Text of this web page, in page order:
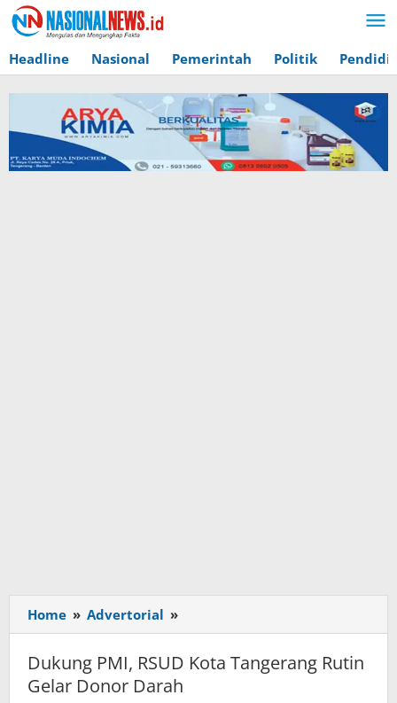
Lewati
ke
konten
Headline Nasional Pemerintah Politik
Home » Advertorial »
PMI,
RSUD
Kota
Tangerang
Dukung PMI, RSUD Kota Tangerang Rutin
Gelar Donor Darah